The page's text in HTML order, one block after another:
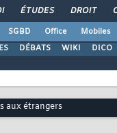
ÉTUDES DROIT
SGBD Office Mobiles
DÉBATS WIKI DICO
aux étrangers